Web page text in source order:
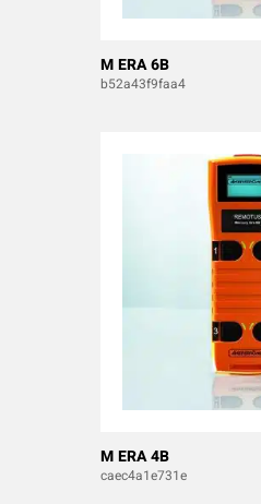
M ERA 6B
b52a43f9faa4
M ERA 4B
caec4a1e731e